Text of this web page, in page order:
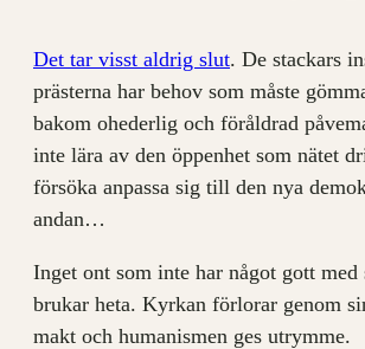
Det tar visst aldrig slut. De stackars
prästerna har behov som måste
bakom ohederlig och föråldrad
inte lära av den öppenhet som nätet
försöka anpassa sig till den nya
andan…
Inget ont som inte har något gott med
brukar heta. Kyrkan förlorar genom
makt och humanismen ges utrymme.